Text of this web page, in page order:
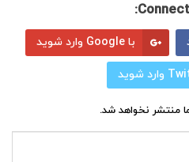
با Google وارد شوید
منتشر نخواهد شد.